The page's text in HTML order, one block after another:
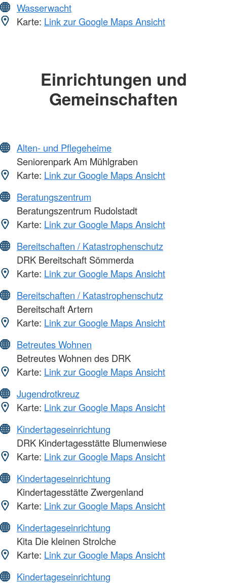
Wasserwacht
Karte: Link zur Google Maps Ansicht
Einrichtungen und
Gemeinschaften
Alten- und Pflegeheime
Seniorenpark Am Mühlgraben
Karte: Link zur Google Maps Ansicht
Beratungszentrum
Beratungszentrum Rudolstadt
Karte: Link zur Google Maps Ansicht
Bereitschaften / Katastrophenschutz
DRK Bereitschaft Sömmerda
Karte: Link zur Google Maps Ansicht
Bereitschaften / Katastrophenschutz
Bereitschaft Artern
Karte: Link zur Google Maps Ansicht
Betreutes Wohnen
Betreutes Wohnen des DRK
Karte: Link zur Google Maps Ansicht
Jugendrotkreuz
Karte: Link zur Google Maps Ansicht
Kindertageseinrichtung
DRK Kindertagesstätte Blumenwiese
Karte: Link zur Google Maps Ansicht
Kindertageseinrichtung
Kindertagesstätte Zwergenland
Karte: Link zur Google Maps Ansicht
Kindertageseinrichtung
Kita Die kleinen Strolche
Karte: Link zur Google Maps Ansicht
Kindertageseinrichtung